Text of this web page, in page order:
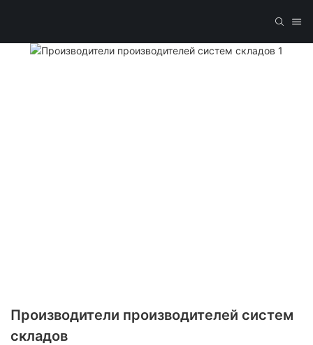
Производители производителей систем
складов